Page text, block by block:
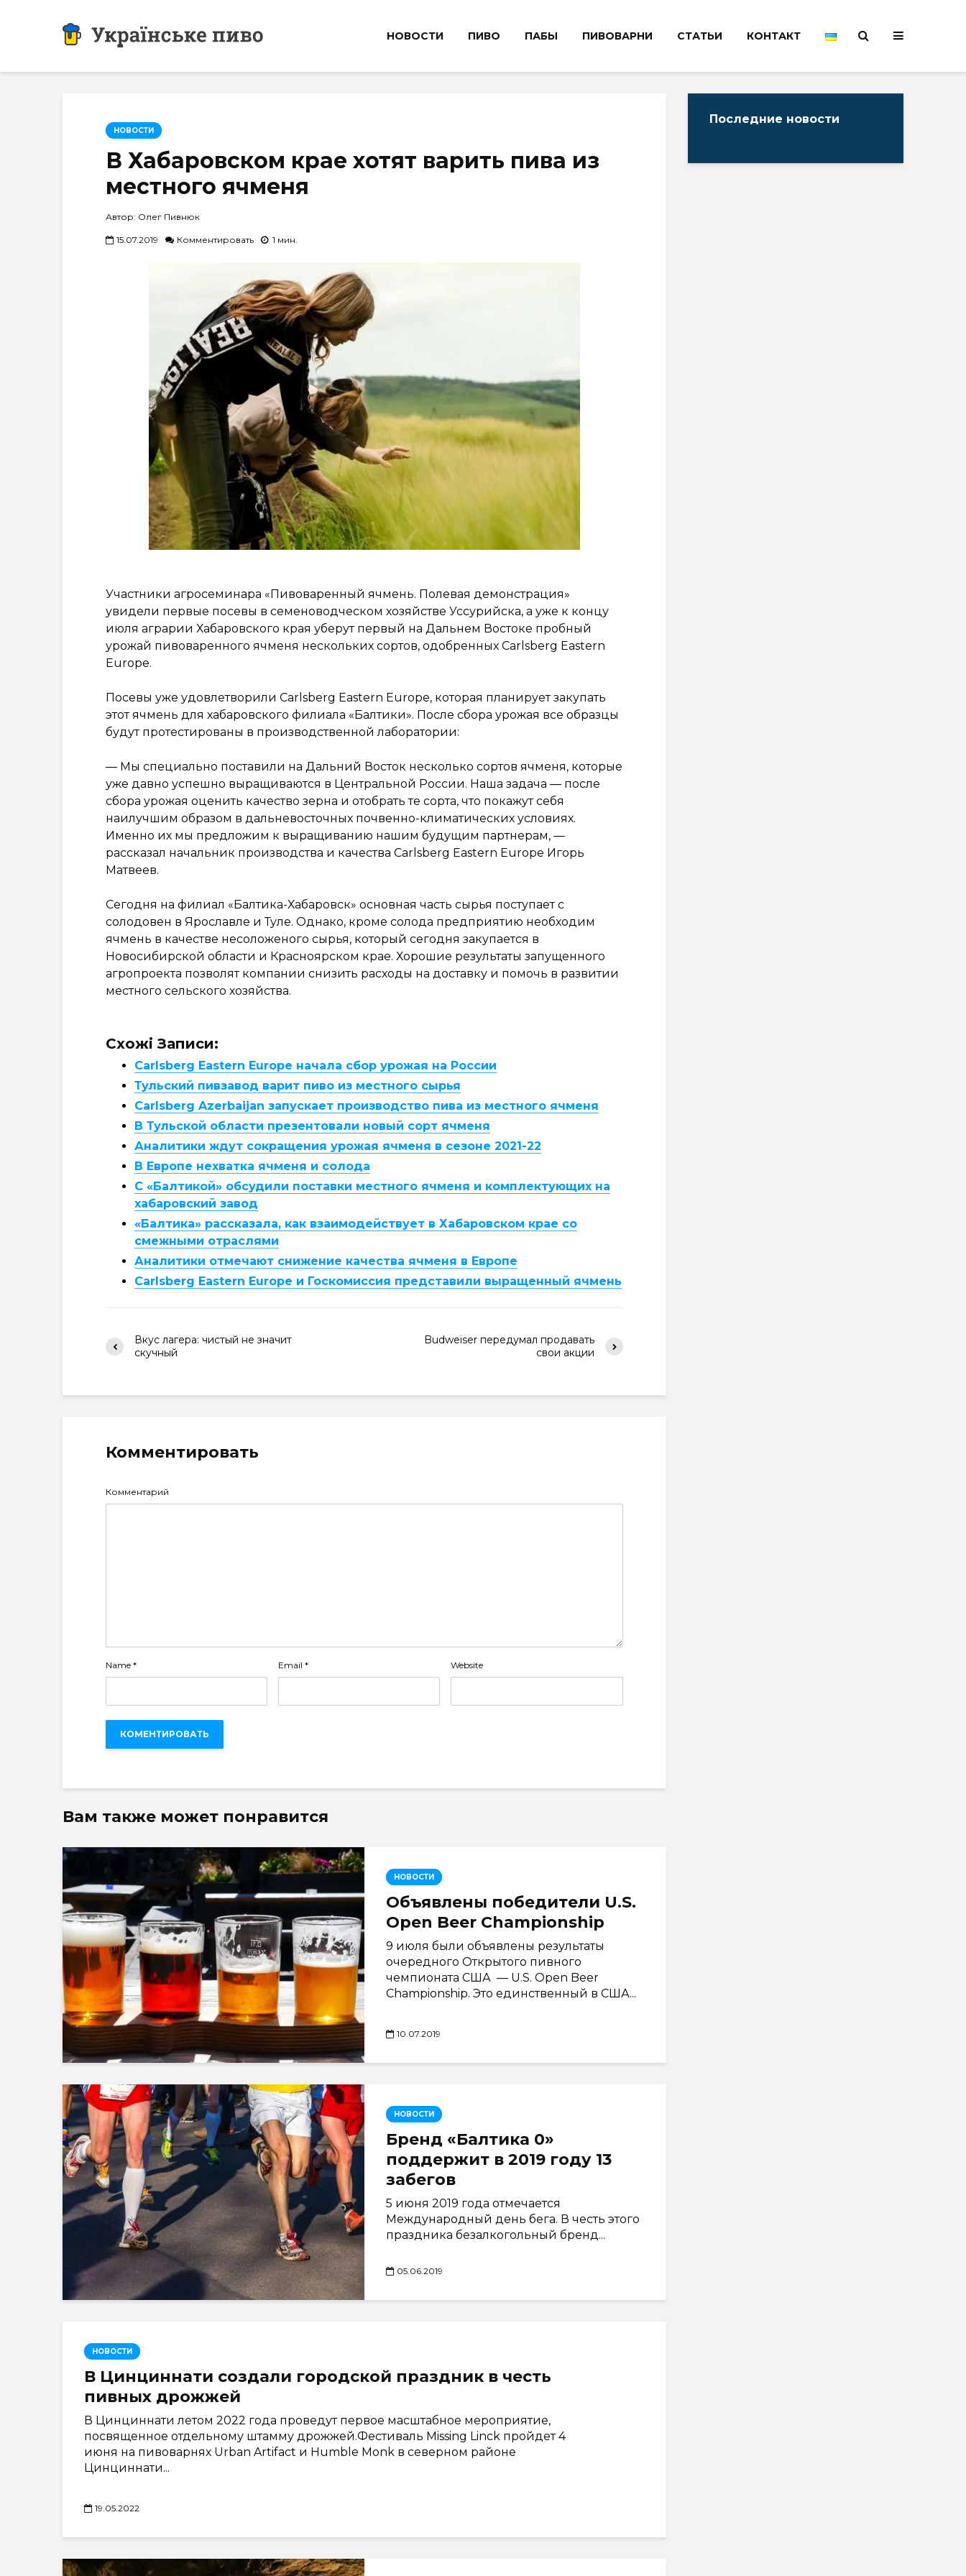
НОВОСТИ ПИВО ПАБЫ ПИВОВАРНИ СТАТЬИ КОНТАКТ
НОВОСТИ
В Хабаровском крае хотят варить пива из
местного ячменя
Автор: Олег Пивнюк
15.07.2019 Комментировать 1 мин.
Участники агросеминара «Пивоваренный ячмень. Полевая демонстрация»
увидели первые посевы в семеноводческом хозяйстве Уссурийска, а уже к концу
июля аграрии Хабаровского края уберут первый на Дальнем Востоке пробный
урожай пивоваренного ячменя нескольких сортов, одобренных Carlsberg Eastern
Europe.
Посевы уже удовлетворили Carlsberg Eastern Europe, которая планирует закупать
этот ячмень для хабаровского филиала «Балтики». После сбора урожая все образцы
будут протестированы в производственной лаборатории:
— Мы специально поставили на Дальний Восток несколько сортов ячменя, которые
уже давно успешно выращиваются в Центральной России. Наша задача — после
сбора урожая оценить качество зерна и отобрать те сорта, что покажут себя
наилучшим образом в дальневосточных почвенно-климатических условиях.
Именно их мы предложим к выращиванию нашим будущим партнерам, —
рассказал начальник производства и качества Carlsberg Eastern Europe Игорь
Матвеев.
Сегодня на филиал «Балтика-Хабаровск» основная часть сырья поступает с
солодовен в Ярославле и Туле. Однако, кроме солода предприятию необходим
ячмень в качестве несоложеного сырья, который сегодня закупается в
Новосибирской области и Красноярском крае. Хорошие результаты запущенного
агропроекта позволят компании снизить расходы на доставку и помочь в развитии
местного сельского хозяйства.
Схожі Записи:
Carlsberg Eastern Europe начала сбор урожая на России
Тульский пивзавод варит пиво из местного сырья
Carlsberg Azerbaijan запускает производство пива из местного ячменя
В Тульской области презентовали новый сорт ячменя
Аналитики ждут сокращения урожая ячменя в сезоне 2021-22
В Европе нехватка ячменя и солода
С «Балтикой» обсудили поставки местного ячменя и комплектующих на
хабаровский завод
«Балтика» рассказала, как взаимодействует в Хабаровском крае со
смежными отраслями
Аналитики отмечают снижение качества ячменя в Европе
Carlsberg Eastern Europe и Госкомиссия представили выращенный ячмень
Вкус лагера: чистый не значит
скучный
Budweiser передумал продавать
свои акции
Комментировать
Комментарий
Name * Email * Website
Вам также может понравится
НОВОСТИ
Объявлены победители U.S.
Open Beer Championship
9 июля были объявлены результаты
очередного Открытого пивного
чемпионата США — U.S. Open Beer
Championship. Это единственный в США...
10.07.2019
НОВОСТИ
Бренд «Балтика 0»
поддержит в 2019 году 13
забегов
5 июня 2019 года отмечается
Международный день бега. В честь этого
праздника безалкогольный бренд...
05.06.2019
НОВОСТИ
В Цинциннати создали городской праздник в честь
пивных дрожжей
В Цинциннати летом 2022 года проведут первое масштабное мероприятие,
посвященное отдельному штамму дрожжей.Фестиваль Missing Linck пройдет 4
июня на пивоварнях Urban Artifact и Humble Monk в северном районе
Цинциннати...
19.05.2022
Последние новости